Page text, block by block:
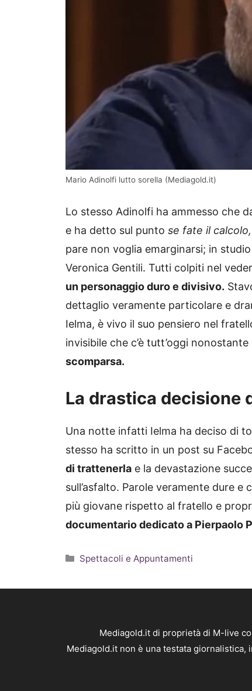
Mario Adinolfi lutto sorella (Mediagold.it)
Lo stesso Adinolfi ha ammesso che
e ha detto sul punto se fate il
pare non voglia emarginarsi; in
Veronica Gentili. Tutti colpiti nel
un personaggio duro e divisivo.
dettaglio veramente particolare e
Ielma, è vivo il suo pensiero nel
invisibile che c’è tutt’oggi nonostante
scomparsa.
La drastica decisione
Una notte infatti Ielma ha deciso di
stesso ha scritto in un post su
di trattenerla e la devastazione
sull’asfalto. Parole veramente dure
più giovane rispetto al fratello e
documentario dedicato a Pierpaolo
Categorie
Spettacoli e Appuntamenti
Mediagold.it di proprietà di M-live
Mediagold.it non è una testata